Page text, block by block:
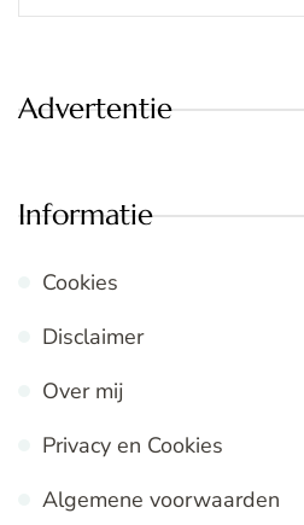
Advertentie
Informatie
Cookies
Disclaimer
Over mij
Privacy en Cookies
Algemene voorwaarden